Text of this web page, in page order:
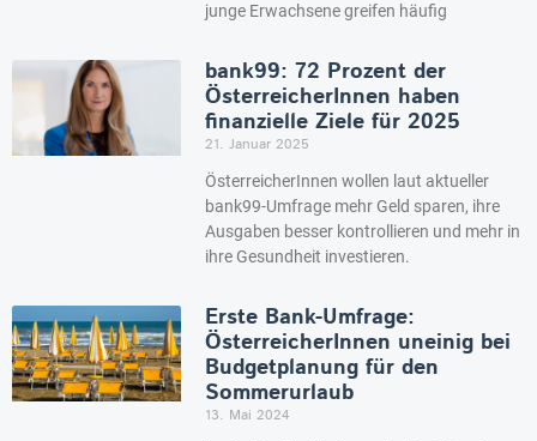
junge Erwachsene greifen häufig
bank99: 72 Prozent der
ÖsterreicherInnen haben
finanzielle Ziele für 2025
21. Januar 2025
ÖsterreicherInnen wollen laut aktueller
bank99-Umfrage mehr Geld sparen, ihre
Ausgaben besser kontrollieren und mehr in
ihre Gesundheit investieren.
Erste Bank-Umfrage:
ÖsterreicherInnen uneinig bei
Budgetplanung für den
Sommerurlaub
13. Mai 2024